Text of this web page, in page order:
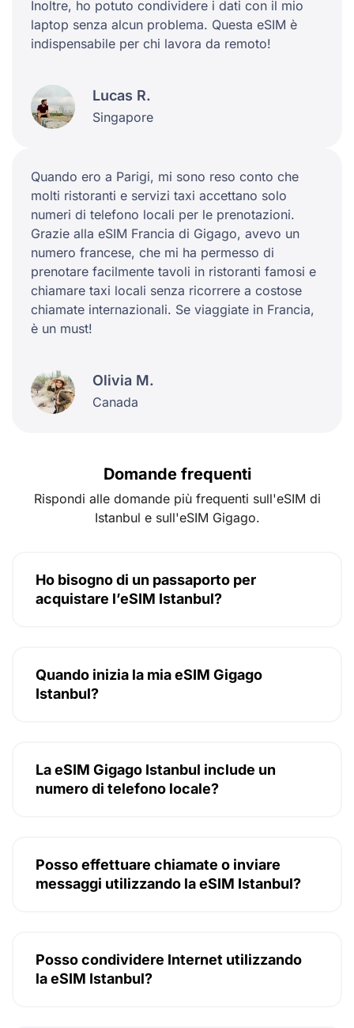
Inoltre, ho potuto condividere i dati con il mio
laptop senza alcun problema. Questa eSIM è
indispensabile per chi lavora da remoto!
Lucas R.
Singapore
Quando ero a Parigi, mi sono reso conto che
molti ristoranti e servizi taxi accettano solo
numeri di telefono locali per le prenotazioni.
Grazie alla eSIM Francia di Gigago, avevo un
numero francese, che mi ha permesso di
prenotare facilmente tavoli in ristoranti famosi e
chiamare taxi locali senza ricorrere a costose
chiamate internazionali. Se viaggiate in Francia,
è un must!
Olivia M.
Canada
Domande frequenti
Rispondi alle domande più frequenti sull'eSIM di
Istanbul e sull'eSIM Gigago.
Ho bisogno di un passaporto per
acquistare l’eSIM Istanbul?
Quando inizia la mia eSIM Gigago
Istanbul?
La eSIM Gigago Istanbul include un
numero di telefono locale?
Posso effettuare chiamate o inviare
messaggi utilizzando la eSIM Istanbul?
Posso condividere Internet utilizzando
la eSIM Istanbul?